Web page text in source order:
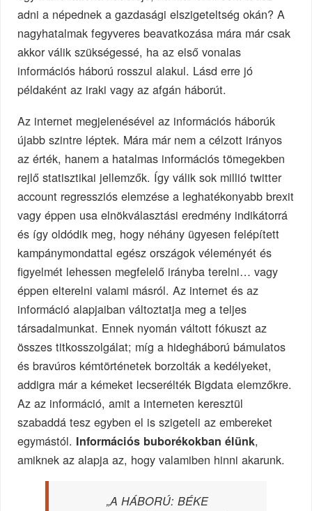
adni a népednek a gazdasági elszigeteltség okán? A
nagyhatalmak fegyveres beavatkozása mára már csak
akkor válik szükségessé, ha az első vonalas
információs háború rosszul alakul. Lásd erre jó
példaként az iraki vagy az afgán háborút.
Az internet megjelenésével az információs háborúk
újabb szintre léptek. Mára már nem a célzott irányos
az érték, hanem a hatalmas információs tömegekben
rejlő statisztikai jellemzők. Így válik sok millió twitter
account regressziós elemzése a leghatékonyabb brexit
vagy éppen usa elnökválasztási eredmény indikátorrá
és így oldódik meg, hogy néhány ügyesen felépített
kampánymondattal egész országok véleményét és
figyelmét lehessen megfelelő irányba terelni… vagy
éppen elterelni valami másról. Az internet és az
információ alapjaiban változtatja meg a teljes
társadalmunkat. Ennek nyomán váltott fókuszt az
összes titkosszolgálat; míg a hidegháború bámulatos
és bravúros kémtörténetek borzolták a kedélyeket,
addigra már a kémeket lecserélték Bigdata elemzőkre.
Az az információ, amit a interneten keresztül
szabaddá tesz egyben el is szigeteli az embereket
egymástól. Információs buborékokban élünk,
amiknek az alapja az, hogy valamiben hinni akarunk.
„A HÁBORÚ: BÉKE